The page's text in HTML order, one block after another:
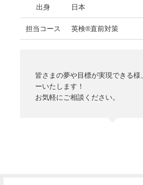
出身 日本
担当コース 英検®直前対策
皆さまの夢や目標が実現できる様
ーいたします！
お気軽にご相談ください。